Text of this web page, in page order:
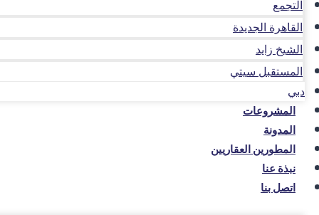
التجمع
القاهرة الجديدة
الشيخ زايد
المستقبل سيتي
دبي
المشروعات
المدونة
المطورين العقاريين
نبذة عنا
اتصل بنا